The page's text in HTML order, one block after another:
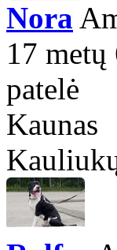
Nora
17 metų
patelė
Kaunas